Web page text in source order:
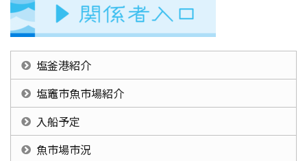
塩釜港紹介
塩竈市魚市場紹介
入船予定
魚市場市況